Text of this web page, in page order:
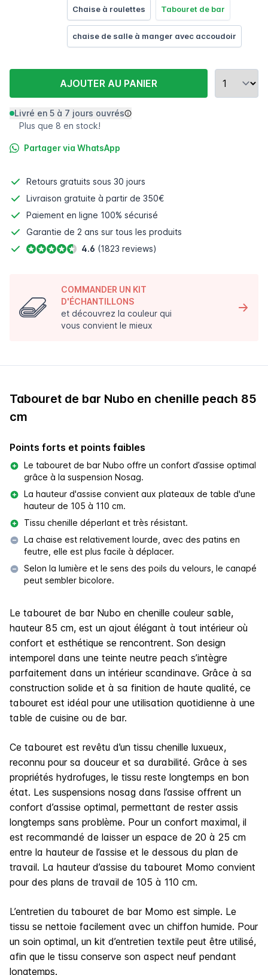
Chaise à roulettes Tabouret de bar
chaise de salle à manger avec accoudoir
AJOUTER AU PANIER
Livré en 5 à 7 jours ouvrés
Plus que 8 en stock!
Partager via WhatsApp
Retours gratuits sous 30 jours
Livraison gratuite à partir de 350€
Paiement en ligne 100% sécurisé
Garantie de 2 ans sur tous les produits
4.6 (1823 reviews)
COMMANDER UN KIT
D'ÉCHANTILLONS
et découvrez la couleur qui
vous convient le mieux
Tabouret de bar Nubo en chenille peach 85
cm
Points forts et points faibles
Le tabouret de bar Nubo offre un confort d’assise optimal
grâce à la suspension Nosag.
La hauteur d'assise convient aux plateaux de table d'une
hauteur de 105 à 110 cm.
Tissu chenille déperlant et très résistant.
La chaise est relativement lourde, avec des patins en
feutre, elle est plus facile à déplacer.
Selon la lumière et le sens des poils du velours, le canapé
peut sembler bicolore.
Le tabouret de bar Nubo en chenille couleur sable,
hauteur 85 cm, est un ajout élégant à tout intérieur où
confort et esthétique se rencontrent. Son design
intemporel dans une teinte neutre peach s’intègre
parfaitement dans un intérieur scandinave. Grâce à sa
construction solide et à sa finition de haute qualité, ce
tabouret est idéal pour une utilisation quotidienne à une
table de cuisine ou de bar.
Ce tabouret est revêtu d’un tissu chenille luxueux,
reconnu pour sa douceur et sa durabilité. Grâce à ses
propriétés hydrofuges, le tissu reste longtemps en bon
état. Les suspensions nosag dans l’assise offrent un
confort d’assise optimal, permettant de rester assis
longtemps sans problème. Pour un confort maximal, il
est recommandé de laisser un espace de 20 à 25 cm
entre la hauteur de l’assise et le dessous du plan de
travail. La hauteur d’assise du tabouret Momo convient
pour des plans de travail de 105 à 110 cm.
L’entretien du tabouret de bar Momo est simple. Le
tissu se nettoie facilement avec un chiffon humide. Pour
un soin optimal, un kit d’entretien textile peut être utilisé,
afin que le tissu conserve son aspect neuf pendant
longtemps.